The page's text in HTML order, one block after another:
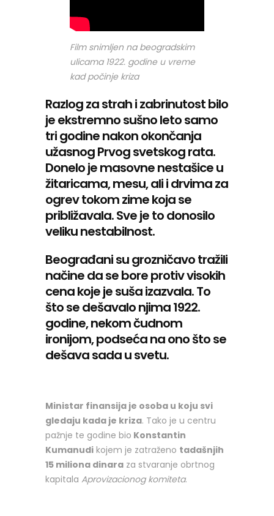
Film snimljen na beogradskim
ulicama 1922. godine u vreme
kad počinje kriza
Razlog za strah i zabrinutost bilo
je ekstremno sušno leto samo
tri godine nakon okončanja
užasnog Prvog svetskog rata.
Donelo je masovne nestašice u
žitaricama, mesu, ali i drvima za
ogrev tokom zime koja se
približavala. Sve je to donosilo
veliku nestabilnost.
Beograđani su grozničavo tražili
načine da se bore protiv visokih
cena koje je suša izazvala. To
što se dešavalo njima 1922.
godine, nekom čudnom
ironijom, podseća na ono što se
dešava sada u svetu.
Ministar finansija je osoba u koju svi
gledaju kada je kriza. Tako je u centru
pažnje te godine bio Konstantin
Kumanudi kojem je zatraženo tadašnjih
15 miliona dinara za stvaranje obrtnog
kapitala Aprovizacionog komiteta.